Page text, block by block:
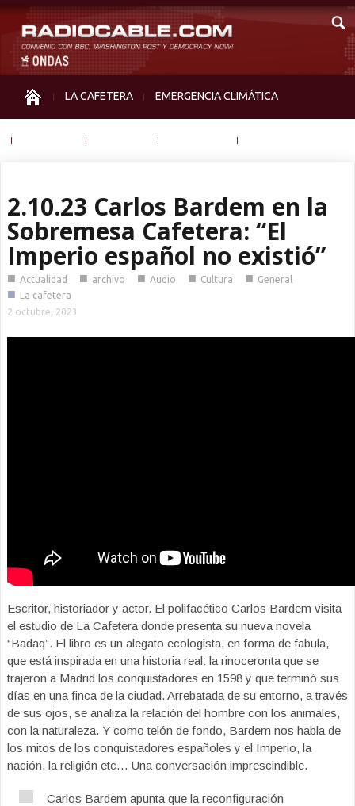
LA CAFETERA EMERGENCIA CLIMÁTICA
2.10.23 Carlos Bardem en la
Sobremesa Cafetera: “El
Imperio español no existió”
■ Actualidad ■ archivo ■ Audio ■ Cultura ■ General
■ La cafetera
2 octubre, 2023
Escritor, historiador y actor. El polifacético Carlos Bardem visita
el estudio de La Cafetera donde presenta su nueva novela
“Badaq”. El libro es un alegato ecologista, en forma de fabula,
que está inspirada en una historia real: la rinoceronta que se
trajeron a Madrid los conquistadores en 1598 y que terminó sus
días en una finca de la ciudad. Arrebatada de su entorno, a través
de sus ojos, se analiza la relación del hombre con los animales,
con la naturaleza. Y como telón de fondo, Bardem nos habla de
los mitos de los conquistadores españoles y el Imperio, la
nación, la religión etc… Una conversación imprescindible.
Carlos Bardem apunta que la reconfiguración